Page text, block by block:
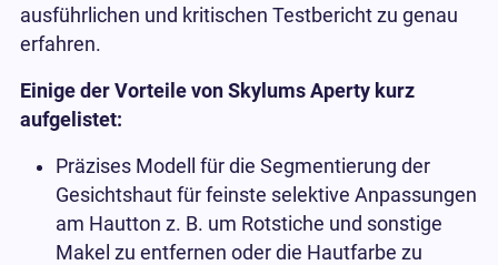
ausführlichen und kritischen Testbericht zu genau
erfahren.
Einige der Vorteile von Skylums Aperty kurz
aufgelistet:
Präzises Modell für die Segmentierung der
Gesichtshaut für feinste selektive Anpassungen
am Hautton z. B. um Rotstiche und sonstige
Makel zu entfernen oder die Hautfarbe zu